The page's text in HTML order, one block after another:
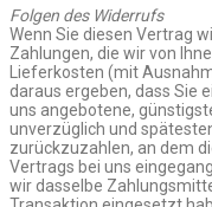
Folgen des Widerrufs
Wenn Sie diesen Vertrag
Zahlungen, die wir von
Lieferkosten (mit
daraus ergeben, dass Sie
uns angebotene,
unverzüglich und
zurückzuzahlen, an dem
Vertrags bei uns
wir dasselbe